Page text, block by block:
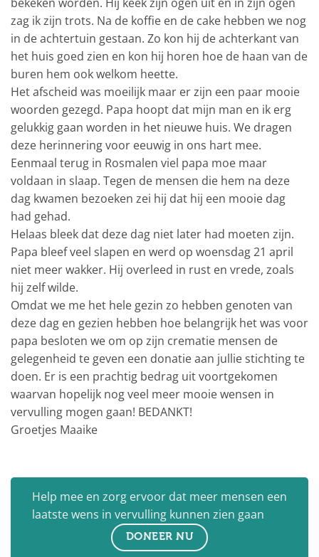
zag ik zijn trots. Na de koffie en de cake hebben we nog
in de achtertuin gestaan. Zo kon hij de achterkant van
het huis goed zien en kon hij horen hoe de haan van de
buren hem ook welkom heette.
Het afscheid was moeilijk maar er zijn een paar mooie
woorden gezegd. Papa hoopt dat mijn man en ik erg
gelukkig gaan worden in het nieuwe huis. We dragen
deze herinnering voor eeuwig in ons hart mee.
Eenmaal terug in Rosmalen viel papa moe maar
voldaan in slaap. Tegen de mensen die hem na deze
dag kwamen bezoeken zei hij dat hij een mooie dag
had gehad.
Helaas bleek dat deze dag niet later had moeten zijn.
Papa bleef veel slapen en werd op woensdag 21 april
niet meer wakker. Hij overleed in rust en vrede, zoals
hij zelf wilde.
Omdat we me het hele gezin zo hebben genoten van
deze dag en gezien hebben hoe belangrijk het was voor
papa besloten we om op zijn crematie mensen de
gelegenheid te geven een donatie aan jullie stichting te
doen. Er is een prachtig bedrag uit voortgekomen
waarvan hopelijk nog veel meer mooie wensen in
vervulling mogen gaan! BEDANKT!
Groetjes Maaike
Help mee en zorg ervoor dat meer mensen een
laatste wens in vervulling kunnen zien gaan
DONEER NU